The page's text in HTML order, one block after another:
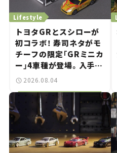
トヨタGRとスシローが
初コラボ！ 寿司ネタがモ
チーフの限定「GRミニカ
ー」4車種が登場。入手方
法は？【クルマとホビー】
Lifestyle
2026.08.04